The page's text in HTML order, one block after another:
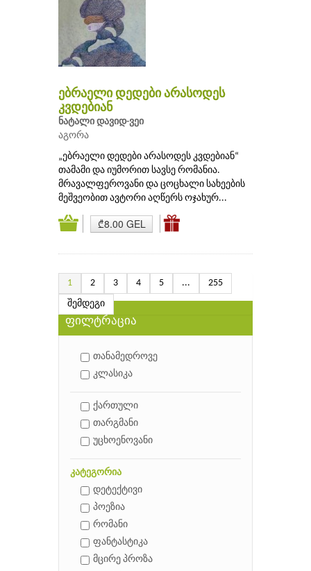
ებრაელი დედები არასოდეს
კვდებიან
ნატალი დავიდ-ვეი
აგორა
„ებრაელი დედები არასოდეს კვდებიან“
თამამი და იუმორით სავსე რომანია.
მრავალფეროვანი და ცოცხალი სახეების
მეშვეობით ავტორი აღწერს ოჯახურ...
₾8.00 GEL
1 2 3 4 5 ...
255
შემდეგი
ფილტრაცია
თანამედროვე
კლასიკა
ქართული
თარგმანი
უცხოენოვანი
კატეგორია
დეტექტივი
პოეზია
რომანი
ფანტასტიკა
მცირე პროზა